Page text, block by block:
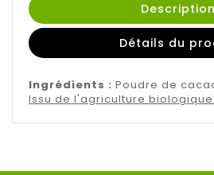
Description
Détails du
Ingrédients : Poudre de
Issu de l'agriculture biologique.